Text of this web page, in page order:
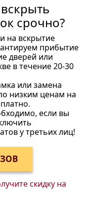
срочно?
на вскрытие
прибытие
дверей или
в течение 20-30
или замена
низким ценам на
если вы
у третьих лиц!
скидку на